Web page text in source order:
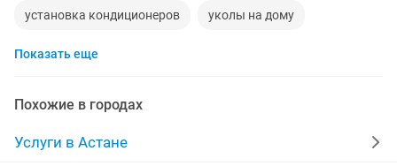
установка кондиционеров уколы на дому
вывоз мусора
грузоперевозки газель
Показать еще
Похожие в городах
Услуги в Астане